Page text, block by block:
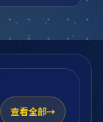
查看全部